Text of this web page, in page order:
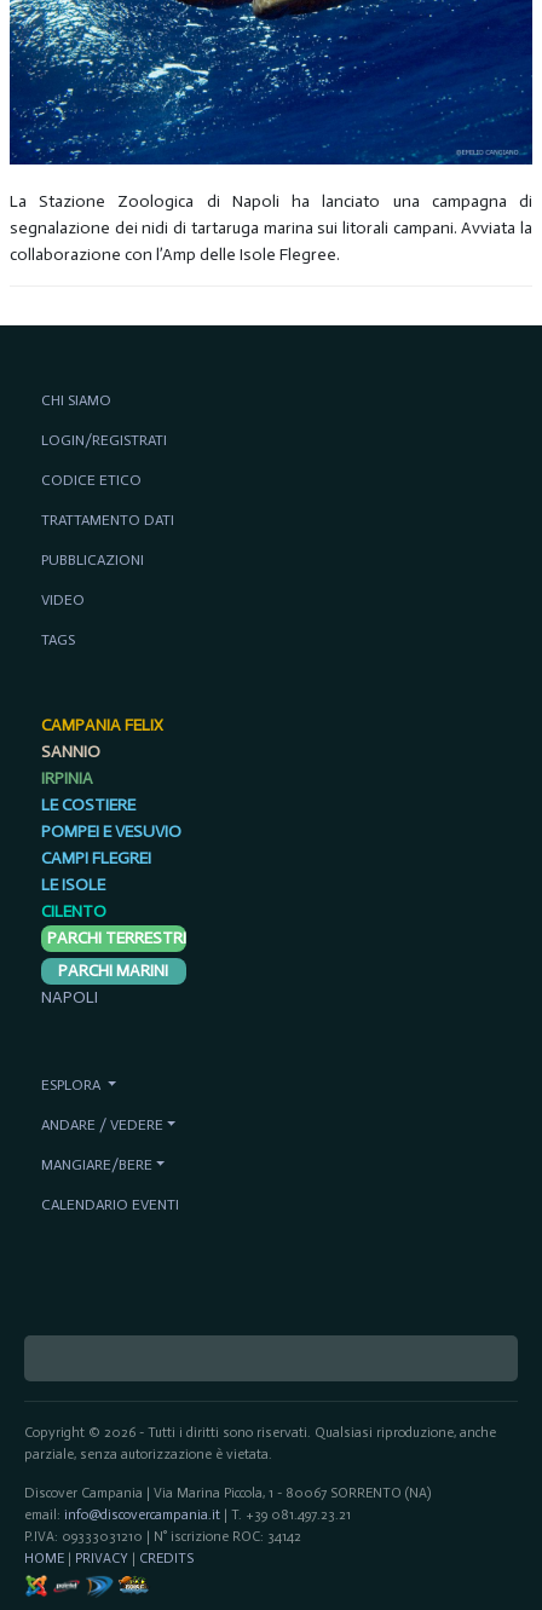
La Stazione Zoologica di Napoli ha lanciato una campagna di
segnalazione dei nidi di tartaruga marina sui litorali campani. Avviata la
collaborazione con l’Amp delle Isole Flegree.
Copyright © 2026 - Tutti i diritti sono riservati. Qualsiasi riproduzione, anche
parziale, senza autorizzazione è vietata.
Discover Campania | Via Marina Piccola, 1 - 80067 SORRENTO (NA)
email: info@discovercampania.it| T. +39 081.497.23.21
P.IVA: 09333031210 | N° iscrizione ROC: 34142
HOME| PRIVACY | CREDITS
CHI SIAMO
LOGIN/REGISTRATI
CODICE ETICO
TRATTAMENTO DATI
PUBBLICAZIONI
VIDEO
TAGS
CAMPANIA FELIX
SANNIO
IRPINIA
LE COSTIERE
POMPEI E VESUVIO
CAMPI FLEGREI
LE ISOLE
CILENTO
PARCHI TERRESTRI
PARCHI MARINI
NAPOLI
ESPLORA
ANDARE / VEDERE
MANGIARE/BERE
CALENDARIO EVENTI